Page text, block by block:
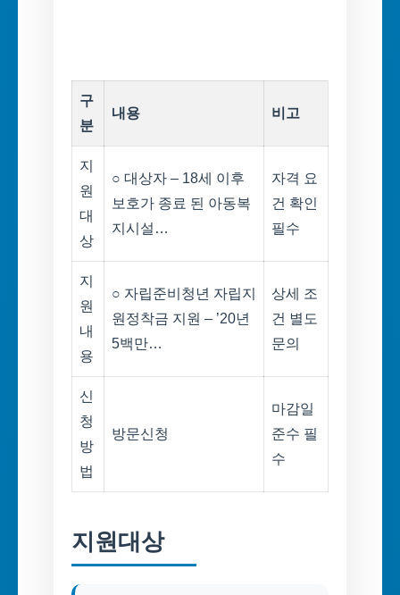
구
분
내용 비고
지
원
대
상
○ 대상자 – 18세 이후
보호가 종료 된 아동복
지시설…
자격 요
건 확인
필수
지
원
내
용
○ 자립준비청년 자립지
원정착금 지원 – ’20년
5백만…
상세 조
건 별도
문의
신
청
방
법
방문신청
마감일
준수 필
수
지원대상